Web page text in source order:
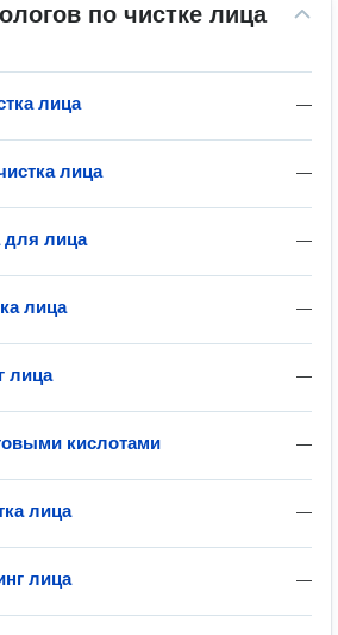
по чистке лица
—
лица
—
лица
—
для лица
—
лица
—
лица
—
кислотами
—
лица
—
лица